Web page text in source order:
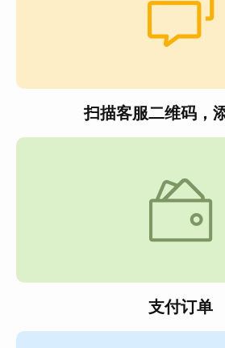
扫描客服二维码，
支付订单